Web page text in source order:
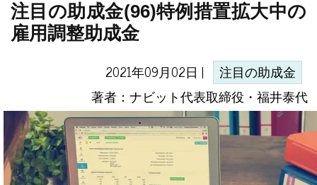
注目の助成金(96)特例措置拡大中の
雇用調整助成金
2021年09月02日 |
注目の助成金
著者：ナビット代表取締役・福井泰代